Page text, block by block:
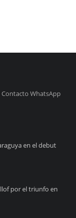
WhatsApp
en el debut
por el triunfo en